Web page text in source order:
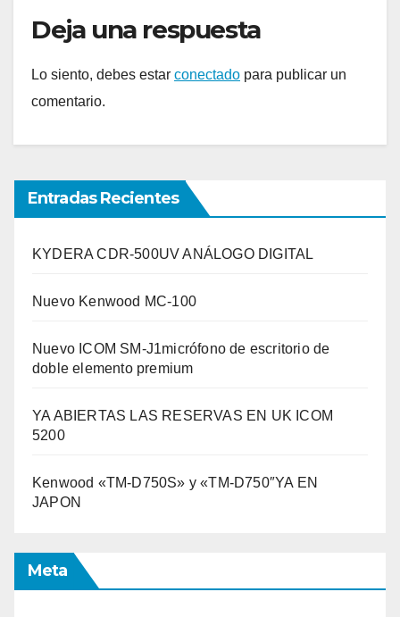
Deja una respuesta
Lo siento, debes estar conectado para publicar un
comentario.
Entradas Recientes
KYDERA CDR-500UV ANÁLOGO DIGITAL
Nuevo Kenwood MC-100
Nuevo ICOM SM-J1micrófono de escritorio de
doble elemento premium
YA ABIERTAS LAS RESERVAS EN UK ICOM
5200
Kenwood «TM-D750S» y «TM-D750″YA EN
JAPON
Meta